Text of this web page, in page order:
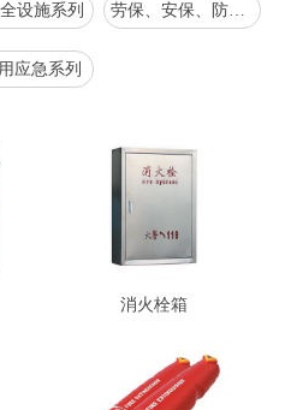
设施系列 劳保、安保、防爆、森防系列
应急系列
消火栓箱